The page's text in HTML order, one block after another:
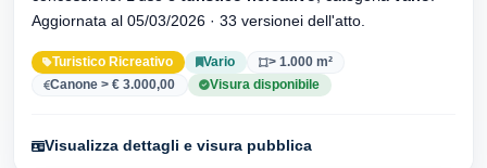
Aggiornata al 05/03/2026 · 33 versionei dell'atto.
Turistico Ricreativo Vario
> 1.000 m²
Canone > € 3.000,00
Visura disponibile
Visualizza dettagli e visura pubblica